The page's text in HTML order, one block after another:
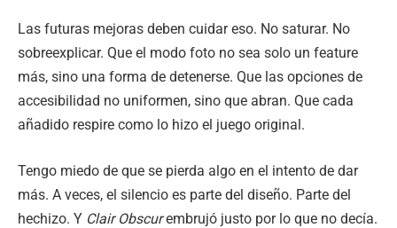
Las futuras mejoras deben cuidar eso. No saturar. No
sobreexplicar. Que el modo foto no sea solo un feature
más, sino una forma de detenerse. Que las opciones de
accesibilidad no uniformen, sino que abran. Que cada
añadido respire como lo hizo el juego original.
Tengo miedo de que se pierda algo en el intento de dar
más. A veces, el silencio es parte del diseño. Parte del
hechizo. Y Clair Obscurembrujó justo por lo que no decía.